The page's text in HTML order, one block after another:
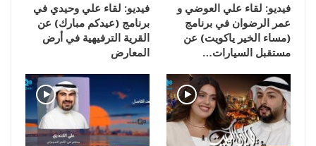
فيديو: لقاء علي العوضي و
عمر الرضوان في برنامج
(مساء الخير ياكويت) عن
مستقبل السيارات…
فيديو: لقاء علي وحيدي في
برنامج (عيدكم مبارك) عن
القرية الترفيهية في أرض
المعارض